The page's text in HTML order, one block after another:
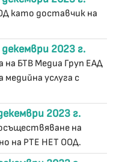
като доставчик на
2023 г.
БТВ Медиа Груп ЕАД
услуга с
2023 г.
на
на РТЕ НЕТ ООД.